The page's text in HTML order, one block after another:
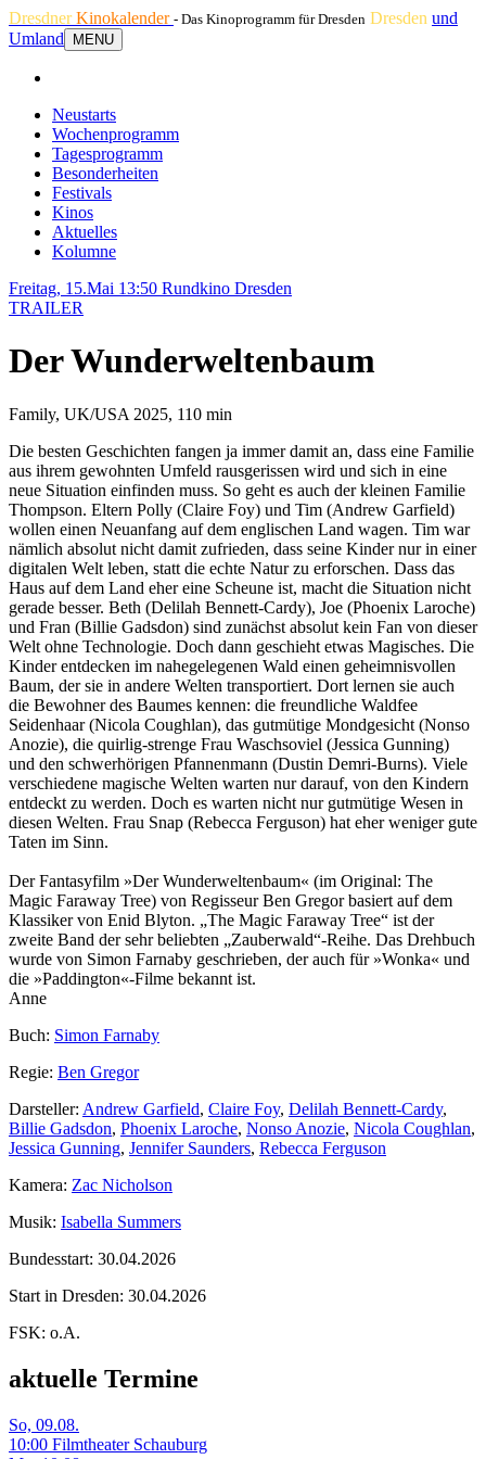
DresdnerKinokalender - Das Kinoprogramm für Dresden Dresden und
Umland
MENU
Neustarts
Wochenprogramm
Tagesprogramm
Besonderheiten
Festivals
Kinos
Aktuelles
Kolumne
Freitag, 15.Mai 13:50 Rundkino Dresden
TRAILER
Der Wunderweltenbaum
Family, UK/USA 2025, 110 min
Die besten Geschichten fangen ja immer damit an, dass eine Familie
aus ihrem gewohnten Umfeld rausgerissen wird und sich in eine
neue Situation einfinden muss. So geht es auch der kleinen Familie
Thompson. Eltern Polly (Claire Foy) und Tim (Andrew Garfield)
wollen einen Neuanfang auf dem englischen Land wagen. Tim war
nämlich absolut nicht damit zufrieden, dass seine Kinder nur in einer
digitalen Welt leben, statt die echte Natur zu erforschen. Dass das
Haus auf dem Land eher eine Scheune ist, macht die Situation nicht
gerade besser. Beth (Delilah Bennett-Cardy), Joe (Phoenix Laroche)
und Fran (Billie Gadsdon) sind zunächst absolut kein Fan von dieser
Welt ohne Technologie. Doch dann geschieht etwas Magisches. Die
Kinder entdecken im nahegelegenen Wald einen geheimnisvollen
Baum, der sie in andere Welten transportiert. Dort lernen sie auch
die Bewohner des Baumes kennen: die freundliche Waldfee
Seidenhaar (Nicola Coughlan), das gutmütige Mondgesicht (Nonso
Anozie), die quirlig-strenge Frau Waschsoviel (Jessica Gunning)
und den schwerhörigen Pfannenmann (Dustin Demri-Burns). Viele
verschiedene magische Welten warten nur darauf, von den Kindern
entdeckt zu werden. Doch es warten nicht nur gutmütige Wesen in
diesen Welten. Frau Snap (Rebecca Ferguson) hat eher weniger gute
Taten im Sinn.
Der Fantasyfilm »Der Wunderweltenbaum« (im Original: The
Magic Faraway Tree) von Regisseur Ben Gregor basiert auf dem
Klassiker von Enid Blyton. „The Magic Faraway Tree“ ist der
zweite Band der sehr beliebten „Zauberwald“-Reihe. Das Drehbuch
wurde von Simon Farnaby geschrieben, der auch für »Wonka« und
die »Paddington«-Filme bekannt ist.
Anne
Buch: Simon Farnaby
Regie: Ben Gregor
Darsteller: Andrew Garfield, Claire Foy, Delilah Bennett-Cardy,
Billie Gadsdon, Phoenix Laroche, Nonso Anozie, Nicola Coughlan,
Jessica Gunning, Jennifer Saunders, Rebecca Ferguson
Kamera: Zac Nicholson
Musik: Isabella Summers
Bundesstart: 30.04.2026
Start in Dresden: 30.04.2026
FSK: o.A.
aktuelle Termine
So, 09.08.
10:00 Filmtheater Schauburg